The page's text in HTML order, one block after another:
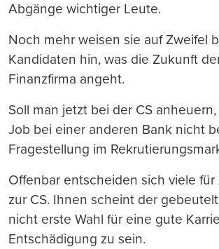
Abgänge wichtiger Leute.
Noch mehr weisen sie auf Zweifel
Kandidaten hin, was die Zukunft
Finanzfirma angeht.
Soll man jetzt bei der CS
Job bei einer anderen Bank nicht
Fragestellung im
Offenbar entscheiden sich viele
zur CS. Ihnen scheint der
nicht erste Wahl für eine gute
Entschädigung zu sein.